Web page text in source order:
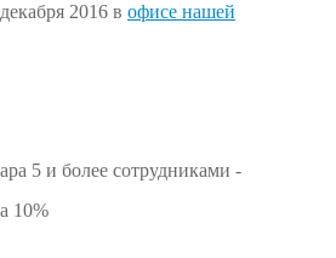
2016 в офисе нашей
5 и более сотрудниками -
10%